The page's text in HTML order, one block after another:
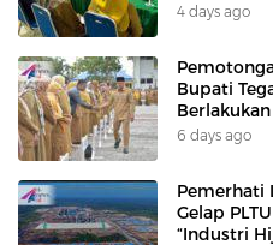
4 days ago
Bupati
6 days ago
Pemerhati
Gelap
“Industri